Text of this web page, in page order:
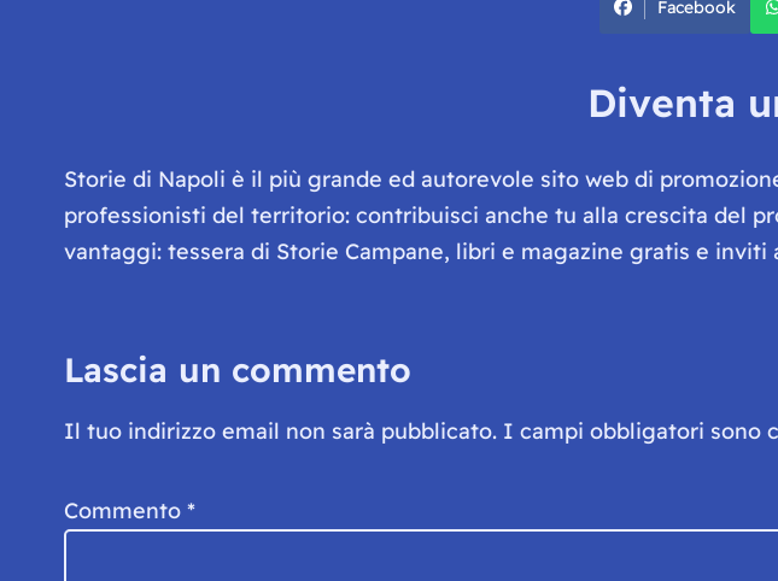
Facebook
Diventa
Storie di Napoli è il più grande ed autorevole sito web di
professionisti del territorio: contribuisci anche tu alla crescita del
vantaggi: tessera di Storie Campane, libri e magazine gratis e inviti
Lascia un commento
Il tuo indirizzo email non sarà pubblicato. I campi obbligatori sono
Commento *